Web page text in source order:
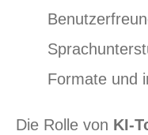
Formate und
Die Rolle von KI-